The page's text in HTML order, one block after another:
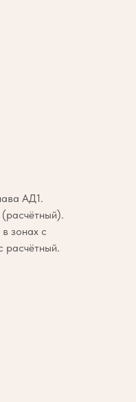
АД1.
зонах с
расчётный.